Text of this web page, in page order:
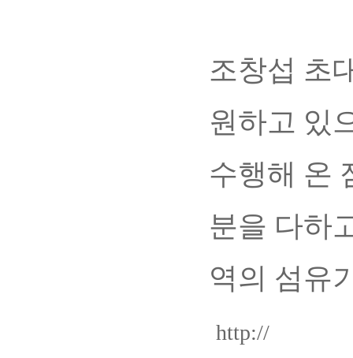
조창섭 초
원하고 있
수행해 온
분을 다하
역의 섬유
http://